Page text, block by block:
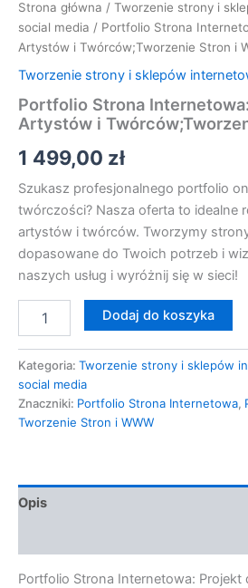
Strona główna / Tworzenie strony i
social media / Portfolio Strona
Artystów i Twórców;Tworzenie Stron i
Tworzenie strony i sklepów
Portfolio Strona
Artystów i
1 499,00 zł
Szukasz profesjonalnego portfolio
twórczości? Nasza oferta to idealne
artystów i twórców. Tworzymy
dopasowane do Twoich potrzeb i
naszych usług i wyróżnij się w sieci!
Dodaj do koszyka
Kategoria: Tworzenie strony i sklepów
social media
Znaczniki: Portfolio Strona Internetowa,
Tworzenie Stron i WWW
Opis
Portfolio Strona Internetowa: Projekt